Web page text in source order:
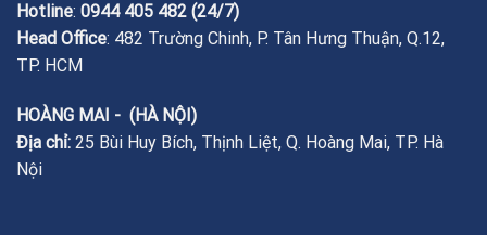
Hotline: 0944 405 482 (24/7)
Head Office: 482 Trường Chinh, P. Tân Hưng Thuận, Q.12,
TP. HCM
HOÀNG MAI - (HÀ NỘI)
Địa chỉ: 25 Bùi Huy Bích, Thịnh Liệt, Q. Hoàng Mai, TP. Hà
Nội